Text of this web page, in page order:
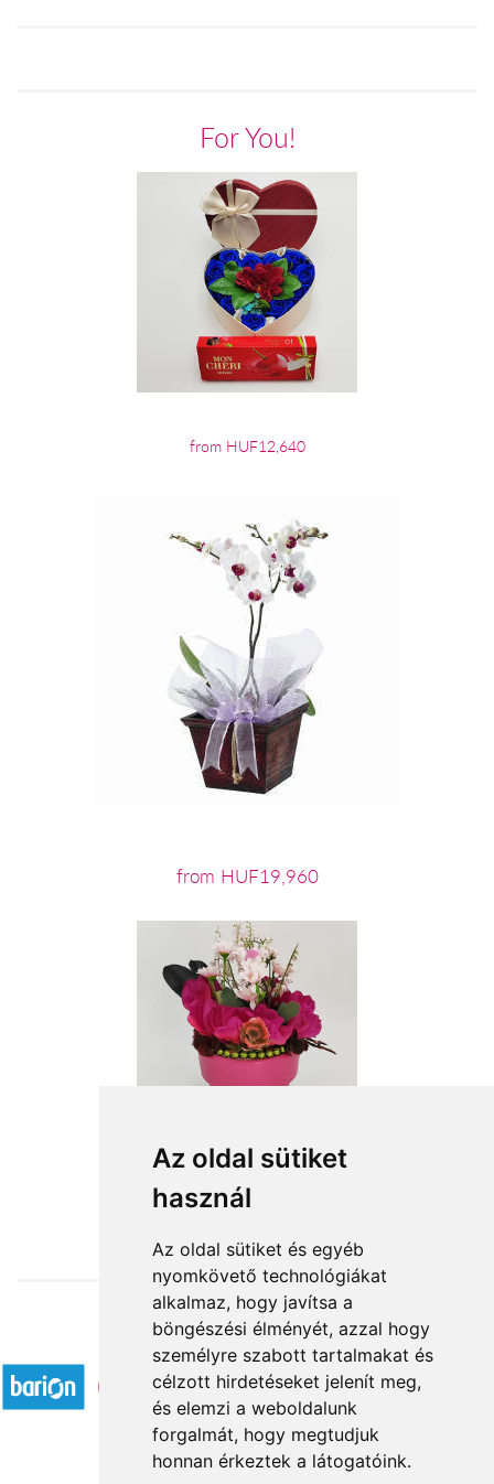
Az oldal sütiket
használ
Az oldal sütiket és egyéb
nyomkövető technológiákat
alkalmaz, hogy javítsa a
böngészési élményét, azzal hogy
személyre szabott tartalmakat és
célzott hirdetéseket jelenít meg,
és elemzi a weboldalunk
forgalmát, hogy megtudjuk
honnan érkeztek a látogatóink.
For You!
from HUF12,640
from HUF19,960
from HUF14,000
Accepted payment methods